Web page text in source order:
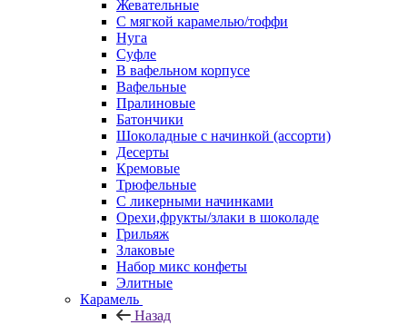
Жевательные
С мягкой карамелью/тоффи
Нуга
Суфле
В вафельном корпусе
Вафельные
Пралиновые
Батончики
Шоколадные с начинкой (ассорти)
Десерты
Кремовые
Трюфельные
С ликерными начинками
Орехи,фрукты/злаки в шоколаде
Грильяж
Злаковые
Набор микс конфеты
Элитные
Карамель
Назад